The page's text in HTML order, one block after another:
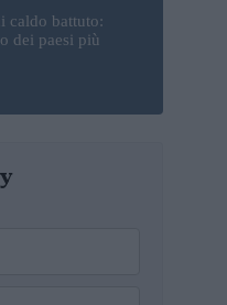
caldo battuto:
dei paesi più